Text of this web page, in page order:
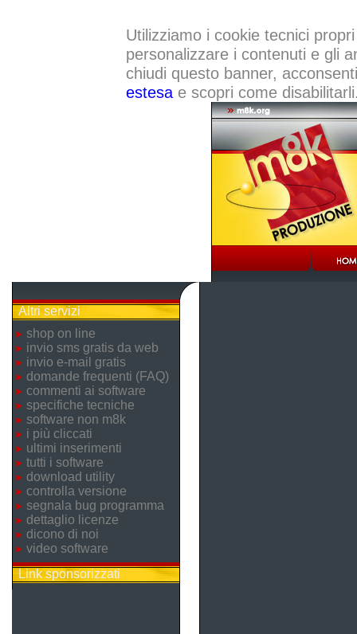
Utilizziamo i cookie tecnici
personalizzare i contenuti e gli
chiudi questo banner,
estesae scopri come
Altri servizi
shop on line
invio sms gratis da web
invio e-mail gratis
domande frequenti (FAQ)
commenti ai software
specifiche tecniche
software non m8k
i più cliccati
ultimi inserimenti
tutti i software
download utility
controlla versione
segnala bug programma
dettaglio licenze
dicono di noi
video software
Link sponsorizzati